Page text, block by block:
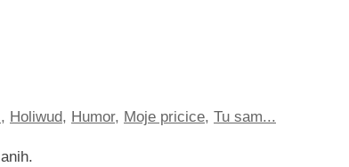
, Holiwud, Humor, Moje pricice, Tu sam...